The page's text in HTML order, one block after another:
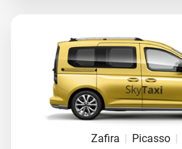
Zafira | Picasso |